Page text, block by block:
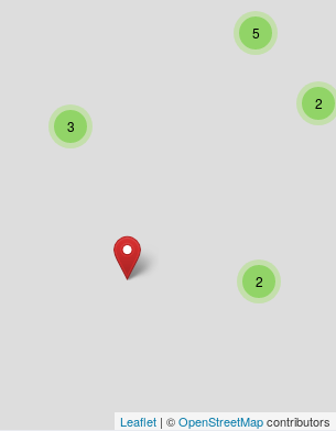
Kärnten
Oberösterreich
Vorarlberg
2
5
2
3
Leaflet | ©OpenStreetMapcontributors